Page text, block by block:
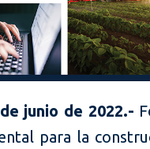
junio de 2022.-
para la